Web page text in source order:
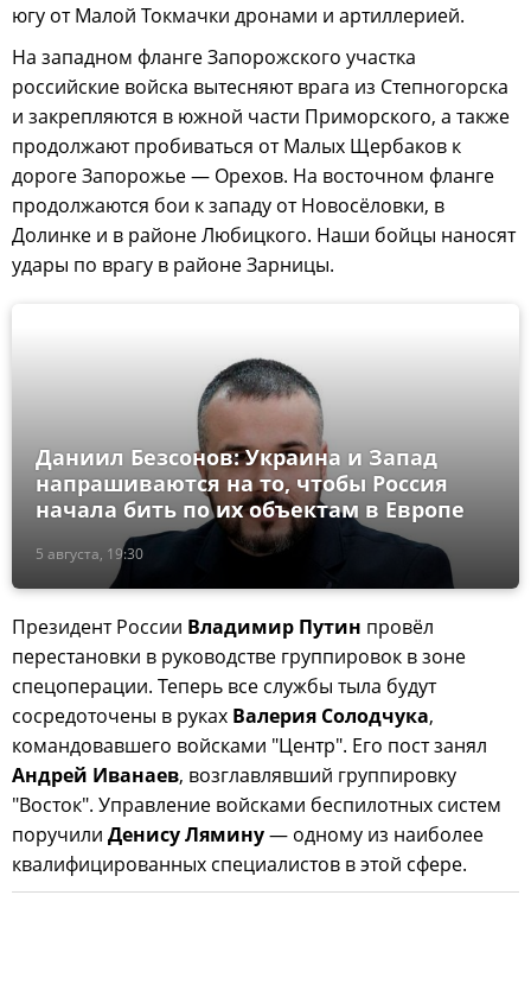
югу от Малой Токмачки дронами и артиллерией.
На западном фланге Запорожского участка
российские войска вытесняют врага из Степногорска
и закрепляются в южной части Приморского, а также
продолжают пробиваться от Малых Щербаков к
дороге Запорожье — Орехов. На восточном фланге
продолжаются бои к западу от Новосёловки, в
Долинке и в районе Любицкого. Наши бойцы наносят
удары по врагу в районе Зарницы.
5 августа, 19:30
Даниил Безсонов: Украина и Запад
напрашиваются на то, чтобы Россия
начала бить по их объектам в Европе
Президент России Владимир Путин провёл
перестановки в руководстве группировок в зоне
спецоперации. Теперь все службы тыла будут
сосредоточены в руках Валерия Солодчука,
командовавшего войсками "Центр". Его пост занял
Андрей Иванаев, возглавлявший группировку
"Восток". Управление войсками беспилотных систем
поручили Денису Лямину— одному из наиболее
квалифицированных специалистов в этой сфере.